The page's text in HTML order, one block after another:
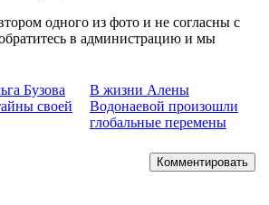
одного из фото и не согласны с
в администрацию и мы
Бузова
своей
В жизни Алены
Водонаевой произошли
глобальные перемены
Комментировать